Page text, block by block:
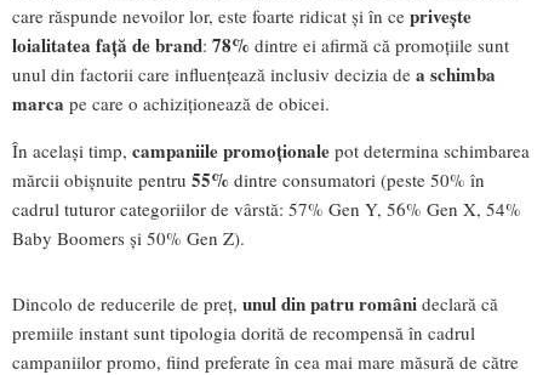
care răspunde nevoilor lor, este foarte ridicat și în ce privește
loialitatea față de brand: 78% dintre ei afirmă că promoțiile sunt
unul din factorii care influențează inclusiv decizia de a schimba
marca pe care o achiziționează de obicei.
În același timp, campaniile promoționale pot determina schimbarea
mărcii obișnuite pentru 55% dintre consumatori (peste 50% în
cadrul tuturor categoriilor de vârstă: 57% Gen Y, 56% Gen X, 54%
Baby Boomers și 50% Gen Z).
Dincolo de reducerile de preț, unul din patru români declară că
premiile instant sunt tipologia dorită de recompensă în cadrul
campaniilor promo, fiind preferate în cea mai mare măsură de către